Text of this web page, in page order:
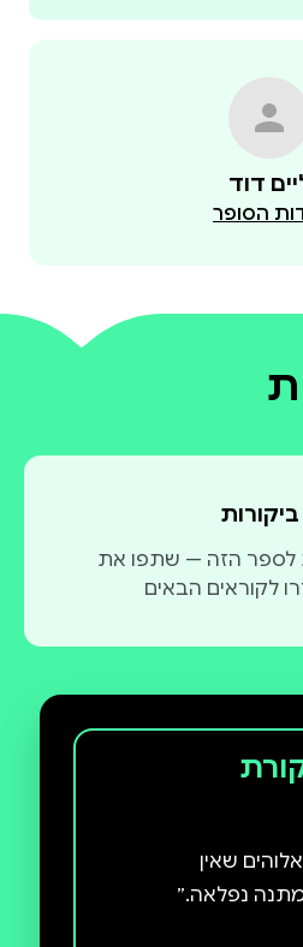
דוד
הסופר
5
לספר הזה — שתפו את
לקוראים הבאים